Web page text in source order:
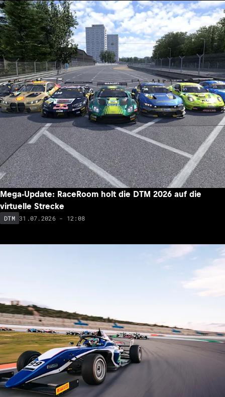
Mega-Update: RaceRoom holt die DTM 2026 auf die
virtuelle Strecke
DTM 31.07.2026 - 12:08